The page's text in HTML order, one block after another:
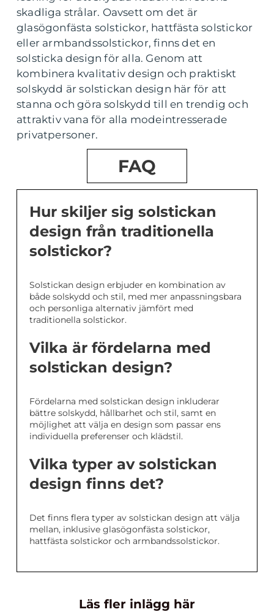
skadliga strålar. Oavsett om det är
glasögonfästa solstickor, hattfästa solstickor
eller armbandssolstickor, finns det en
solsticka design för alla. Genom att
kombinera kvalitativ design och praktiskt
solskydd är solstickan design här för att
stanna och göra solskydd till en trendig och
attraktiv vana för alla modeintresserade
privatpersoner.
FAQ
Hur skiljer sig solstickan
design från traditionella
solstickor?
Solstickan design erbjuder en kombination av
både solskydd och stil, med mer anpassningsbara
och personliga alternativ jämfört med
traditionella solstickor.
Vilka är fördelarna med
solstickan design?
Fördelarna med solstickan design inkluderar
bättre solskydd, hållbarhet och stil, samt en
möjlighet att välja en design som passar ens
individuella preferenser och klädstil.
Vilka typer av solstickan
design finns det?
Det finns flera typer av solstickan design att välja
mellan, inklusive glasögonfästa solstickor,
hattfästa solstickor och armbandssolstickor.
Läs fler inlägg här